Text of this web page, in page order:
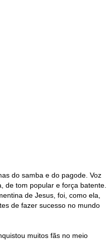
do samba e do pagode. Voz
de tom popular e força batente.
de Jesus, foi, como ela,
de fazer sucesso no mundo
muitos fãs no meio